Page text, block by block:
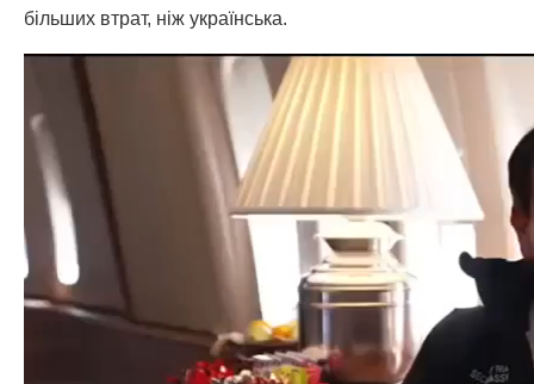
більших втрат, ніж українська.